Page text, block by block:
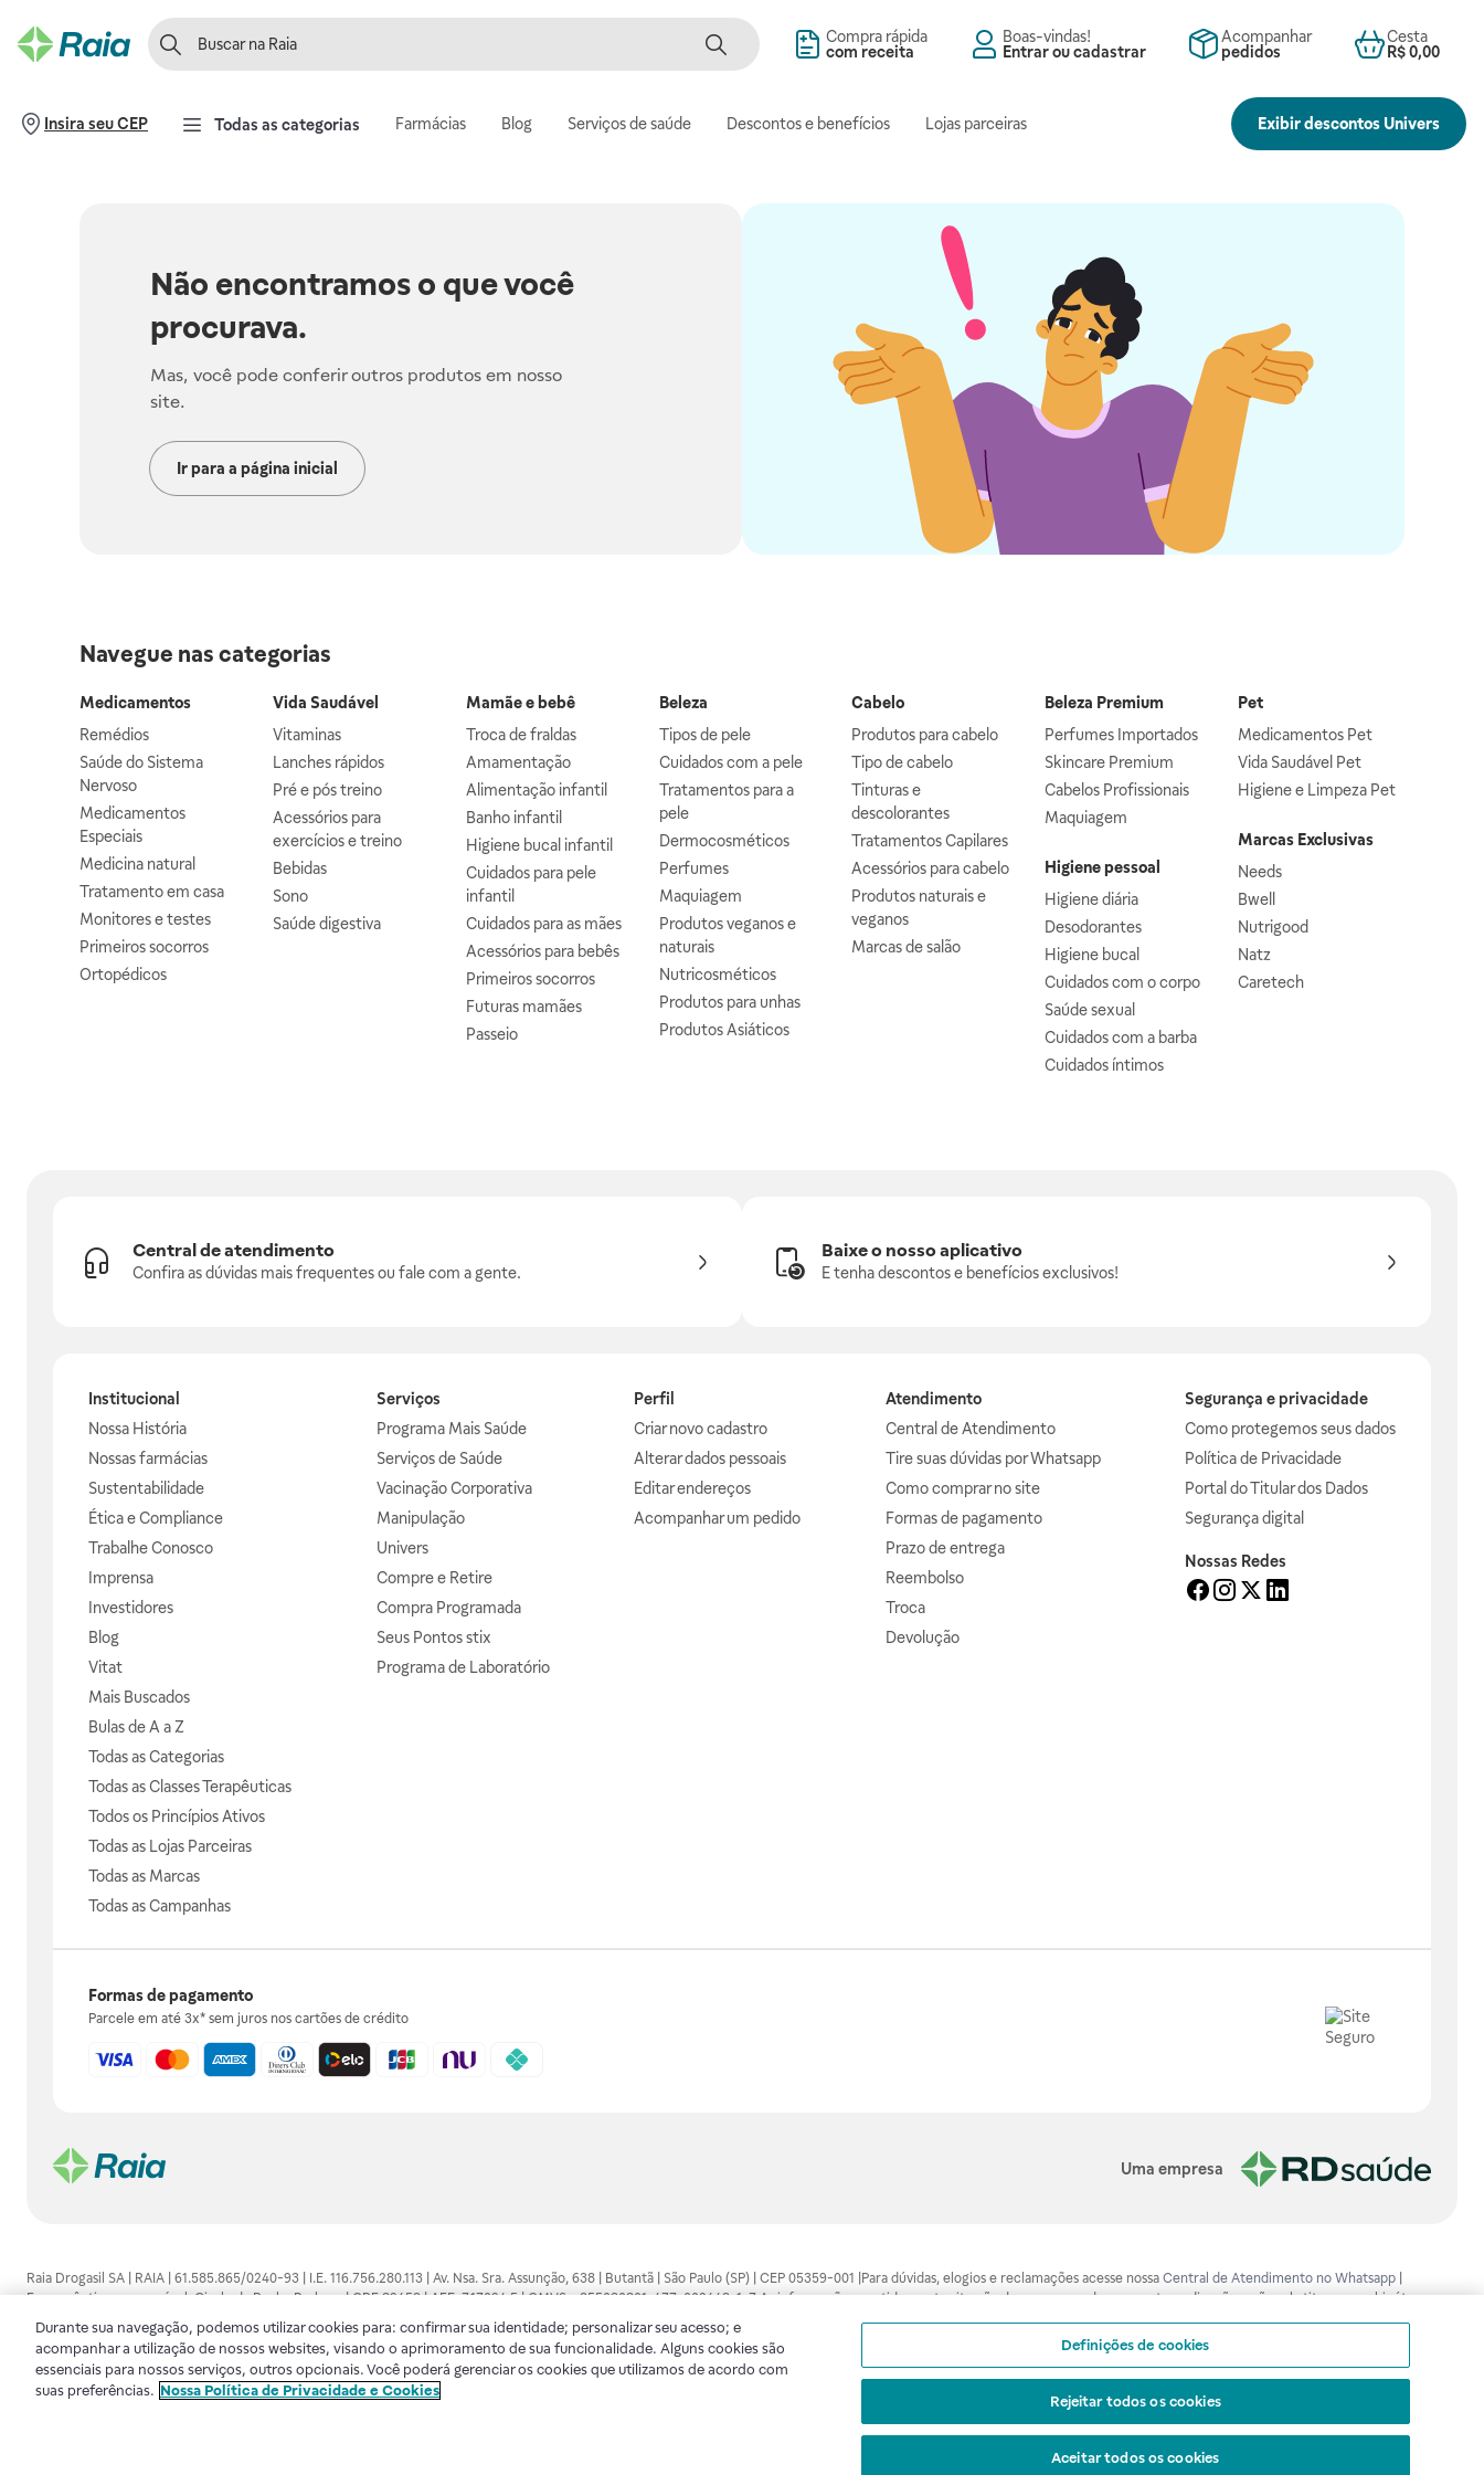
Compra rápida
com receita
Boas-vindas!
Entrar ou cadastrar
Acompanhar
pedidos
Cesta
R$ 0,00
Insira seu CEP Todas as categorias Farmácias Blog Serviços de saúde Descontos e benefícios Lojas parceiras Exibir descontos Univers
Não encontramos o que você
procurava.
Mas, você pode conferir outros produtos em nosso
site.
Ir para a página inicial
Navegue nas categorias
Medicamentos
Remédios
Saúde do Sistema
Nervoso
Medicamentos
Especiais
Medicina natural
Tratamento em casa
Monitores e testes
Primeiros socorros
Ortopédicos
Vida Saudável
Vitaminas
Lanches rápidos
Pré e pós treino
Acessórios para
exercícios e treino
Bebidas
Sono
Saúde digestiva
Mamãe e bebê
Troca de fraldas
Amamentação
Alimentação infantil
Banho infantil
Higiene bucal infantil
Cuidados para pele
infantil
Cuidados para as mães
Acessórios para bebês
Primeiros socorros
Futuras mamães
Passeio
Beleza
Tipos de pele
Cuidados com a pele
Tratamentos para a
pele
Dermocosméticos
Perfumes
Maquiagem
Produtos veganos e
naturais
Nutricosméticos
Produtos para unhas
Produtos Asiáticos
Cabelo
Produtos para cabelo
Tipo de cabelo
Tinturas e
descolorantes
Tratamentos Capilares
Acessórios para cabelo
Produtos naturais e
veganos
Marcas de salão
Beleza Premium
Perfumes Importados
Skincare Premium
Cabelos Profissionais
Maquiagem
Higiene pessoal
Higiene diária
Desodorantes
Higiene bucal
Cuidados com o corpo
Saúde sexual
Cuidados com a barba
Cuidados íntimos
Pet
Medicamentos Pet
Vida Saudável Pet
Higiene e Limpeza Pet
Marcas Exclusivas
Needs
Bwell
Nutrigood
Natz
Caretech
Central de atendimento
Confira as dúvidas mais frequentes ou fale com a gente.
Baixe o nosso aplicativo
E tenha descontos e benefícios exclusivos!
Institucional
Nossa História
Nossas farmácias
Sustentabilidade
Ética e Compliance
Trabalhe Conosco
Imprensa
Investidores
Blog
Vitat
Mais Buscados
Bulas de A a Z
Todas as Categorias
Todas as Classes Terapêuticas
Todos os Princípios Ativos
Todas as Lojas Parceiras
Todas as Marcas
Todas as Campanhas
Serviços
Programa Mais Saúde
Serviços de Saúde
Vacinação Corporativa
Manipulação
Univers
Compre e Retire
Compra Programada
Seus Pontos stix
Programa de Laboratório
Perfil
Criar novo cadastro
Alterar dados pessoais
Editar endereços
Acompanhar um pedido
Atendimento
Central de Atendimento
Tire suas dúvidas por Whatsapp
Como comprar no site
Formas de pagamento
Prazo de entrega
Reembolso
Troca
Devolução
Segurança e privacidade
Como protegemos seus dados
Política de Privacidade
Portal do Titular dos Dados
Segurança digital
Nossas Redes
Formas de pagamento
Parcele em até 3x* sem juros nos cartões de crédito
Uma empresa
Raia Drogasil SA | RAIA | 61.585.865/0240-93 | I.E. 116.756.280.113 | Av. Nsa. Sra. Assunção, 638 | Butantã | São Paulo (SP) | CEP 05359-001 |Para dúvidas, elogios e reclamações acesse nossa Central de Atendimento no Whatsapp
Farmacêutico responsável: Gisele da Penha Barbosa | CRF 89453 | AFE: 7.17094.5 | CMVS - 355030801-477-002443-1-7 As informações contidas neste site não devem ser usadas para automedicação e não substituem, em hipótese
alguma, as orientações dadas pelo profissional da área médica. Somente o médico está apto a diagnosticar qualquer problema de saúde e prescrever o tratamento adequado. Ao persistirem os sintomas, um médico deverá ser
consultado. Os preços e promoções divulgados no site são válidos apenas para compras feitas pela internet. Maiores esclarecimentos, consultar o site: www.anvisa.gov.br . A Raia Drogasil SA trabalha com as tecnologias mais avançadas
de proteção de dados, para que você possa realizar suas compras com tranqüilidade. A privacidade e a segurança dos clientes são compromissos da Raia Drogasil SA. Todos os pedidos efetuados estão sujeitos à confirmação da
disponibilidade de produto em nosso estoque.
Durante sua navegação, podemos utilizar cookies para: confirmar sua identidade; personalizar seu acesso; e
acompanhar a utilização de nossos websites, visando o aprimoramento de sua funcionalidade. Alguns cookies são
essenciais para nossos serviços, outros opcionais. Você poderá gerenciar os cookies que utilizamos de acordo com
suas preferências. Nossa Política de Privacidade e Cookies
Definições de cookies
Rejeitar todos os cookies
Aceitar todos os cookies